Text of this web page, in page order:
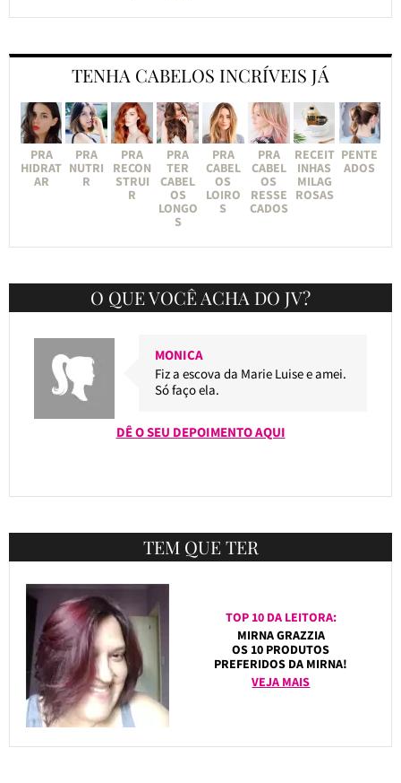
TENHA CABELOS INCRÍVEIS JÁ
PRA
HIDRAT
AR
PRA
NUTRI
R
PRA
RECON
STRUI
R
PRA
TER
CABEL
OS
LONGO
S
PRA
CABEL
OS
LOIRO
S
PRA
CABEL
OS
RESSE
CADOS
RECEIT
INHAS
MILAG
ROSAS
PENTE
ADOS
O QUE VOCÊ ACHA DO JV?
MONICA
Fiz a escova da Marie Luise e amei.
Só faço ela.
DÊ O SEU DEPOIMENTO AQUI
TEM QUE TER
TOP 10 DA LEITORA:
MIRNA GRAZZIA
OS 10 PRODUTOS
PREFERIDOS DA MIRNA!
VEJA MAIS